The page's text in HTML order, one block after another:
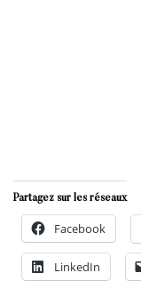
Partagez sur les réseaux
Facebook
LinkedIn